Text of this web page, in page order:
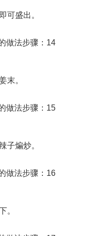
可盛出。
末。
子煸炒。
。